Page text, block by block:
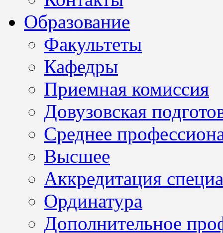
Образование
Факультеты
Кафедры
Приемная комиссия
Довузовская
Среднее
Высшее
Аккредитация
Ординатура
Дополнительное